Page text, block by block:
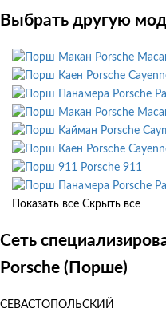
Выбрать другую
Porsche
Porsche
Porsche
Porsche
Porsche
Porsche
Porsche 911
Porsche
Показать все Скрыть все
Сеть
Porsche (Порше)
СЕВАСТОПОЛЬСКИЙ